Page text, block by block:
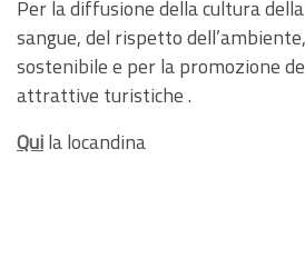
Per la diffusione della cultura
sangue, del rispetto
sostenibile e per la promozione
attrattive turistiche .
Quila locandina